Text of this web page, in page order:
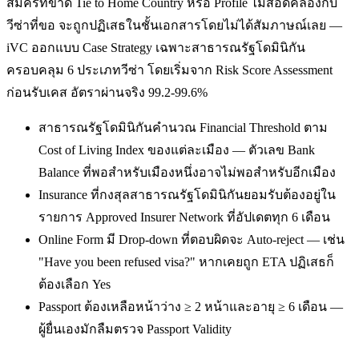
วีซ่าที่ขอ จะถูกปฏิเสธในชั้นเอกสารโดยไม่ได้สัมภาษณ์เลย —
iVC ออกแบบ Case Strategy เฉพาะสาธารณรัฐโดมินิกัน
ครอบคลุม 6 ประเภทวีซ่า โดยเริ่มจาก Risk Score Assessment
ก่อนรับเคส อัตราผ่านจริง 99.2-99.6%
สาธารณรัฐโดมินิกันคำนวณ Financial Threshold ตาม
Cost of Living Index ของแต่ละเมือง — ตัวเลข Bank
Balance ที่พอสำหรับเมืองหนึ่งอาจไม่พอสำหรับอีกเมือง
Insurance ที่กงสุลสาธารณรัฐโดมินิกันยอมรับต้องอยู่ใน
รายการ Approved Insurer Network ที่อัปเดตทุก 6 เดือน
Online Form มี Drop-down ที่ตอบผิดจะ Auto-reject — เช่น
"Have you been refused visa?" หากเคยถูก ETA ปฏิเสธก็
ต้องเลือก Yes
Passport ต้องเหลือหน้าว่าง ≥ 2 หน้าและอายุ ≥ 6 เดือน —
ผู้ยื่นเองมักลืมตรวจ Passport Validity